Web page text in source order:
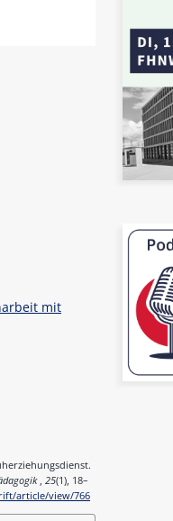
mit
,25(1), 18–
article/view/766